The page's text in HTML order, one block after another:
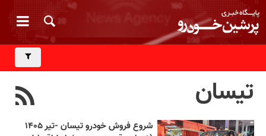
تیسان
شروع فروش خودرو تیسان -تیر ۱۴۰۵